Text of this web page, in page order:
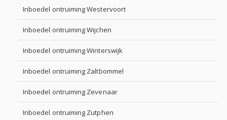
Inboedel ontruiming Westervoort
Inboedel ontruiming Wijchen
Inboedel ontruiming Winterswijk
Inboedel ontruiming Zaltbommel
Inboedel ontruiming Zevenaar
Inboedel ontruiming Zutphen